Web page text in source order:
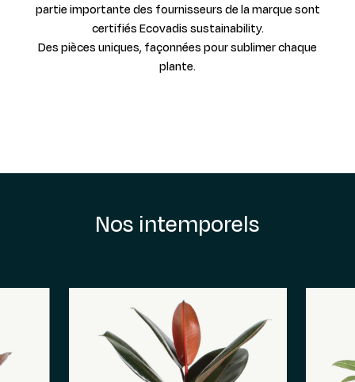
partie importante des fournisseurs de la marque sont
certifiés Ecovadis sustainability.
Des pièces uniques, façonnées pour sublimer chaque
plante.
Nos intemporels